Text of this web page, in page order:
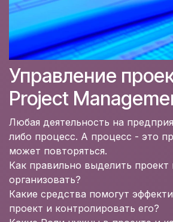
Управление
Project
Любая деятельность на
либо процесс. А процесс - это
может повторяться.
Как правильно выделить проект
организовать?
Какие средства помогут
проект и контролировать его?